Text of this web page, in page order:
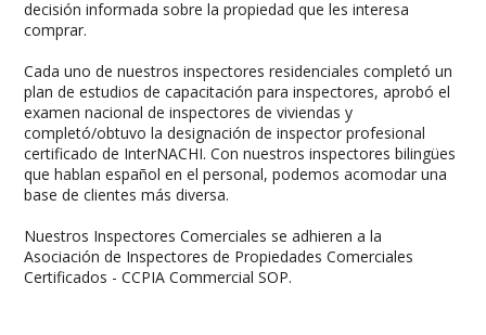
decisión informada sobre la propiedad que les interesa
comprar.
Cada uno de nuestros inspectores residenciales completó un
plan de estudios de capacitación para inspectores, aprobó el
examen nacional de inspectores de viviendas y
completó/obtuvo la designación de inspector profesional
certificado de InterNACHI. Con nuestros inspectores bilingües
que hablan español en el personal, podemos acomodar una
base de clientes más diversa.
Nuestros Inspectores Comerciales se adhieren a la
Asociación de Inspectores de Propiedades Comerciales
Certificados - CCPIA Commercial SOP.